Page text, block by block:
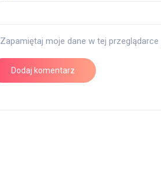
Zapamiętaj moje dane w tej